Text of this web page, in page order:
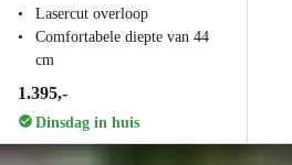
Lasercut overloop
Comfortabele diepte van 44
cm
1.395,-
Dinsdag in huis